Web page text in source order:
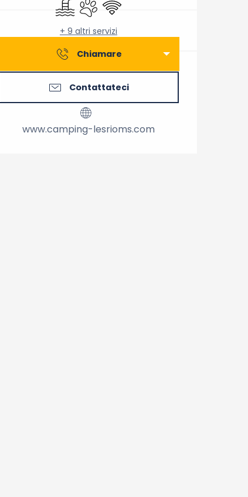
+ 9 altri servizi
Chiamare
Contattateci
www.camping-lesrioms.com